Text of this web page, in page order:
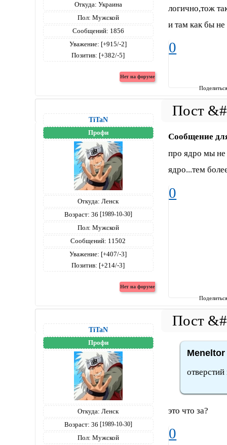
Откуда: Украина
Пол: Мужской
Сообщений: 1856
Уважение: [+915/-2]
Позитив: [+382/-5]
логично,тож
и там как бы не
0
TiTaN
Профи
Откуда: Ленск
Возраст: 36 [1989-10-30]
Пол: Мужской
Сообщений: 11502
Уважение: [+407/-3]
Позитив: [+214/-3]
Сообщение
про ядро мы не
ядро...тем
0
TiTaN
Профи
Откуда: Ленск
Возраст: 36 [1989-10-30]
Пол: Мужской
это что за?
0